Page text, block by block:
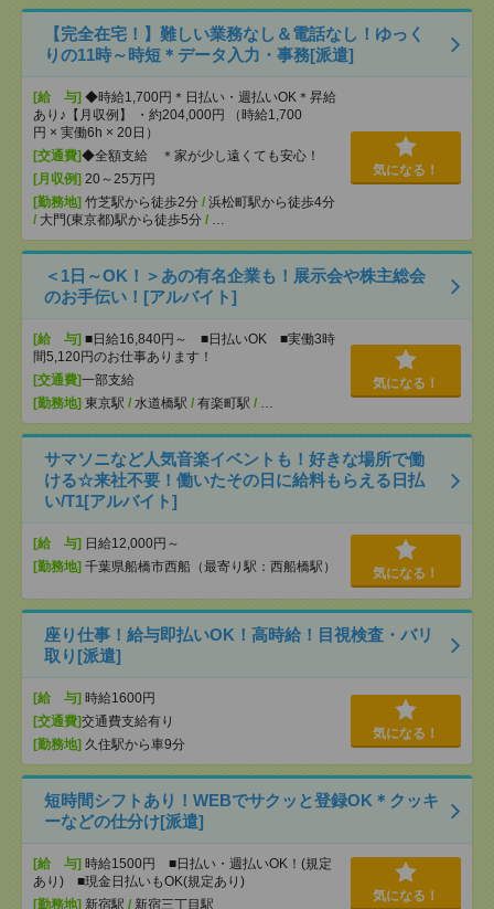
【完全在宅！】難しい業務なし＆電話なし！ゆっく
りの11時～時短＊データ入力・事務[派遣]
[給 与] ◆時給1,700円＊日払い・週払いOK＊昇給
あり♪【月収例】 ・約204,000円 （時給1,700
円 × 実働6h × 20日）
[交通費]◆全額支給 ＊家が少し遠くても安心！
[月収例] 20～25万円
[勤務地] 竹芝駅から徒歩2分 / 浜松町駅から徒歩4分
/ 大門(東京都)駅から徒歩5分 / …
気になる！
＜1日～OK！＞あの有名企業も！展示会や株主総会
のお手伝い！[アルバイト]
[給 与] ■日給16,840円～ ■日払いOK ■実働3時
間5,120円のお仕事あります！
[交通費]一部支給
[勤務地] 東京駅 / 水道橋駅 / 有楽町駅 / …
気になる！
サマソニなど人気音楽イベントも！好きな場所で働
ける☆来社不要！働いたその日に給料もらえる日払
い/T1[アルバイト]
[給 与] 日給12,000円～
[勤務地] 千葉県船橋市西船（最寄り駅：西船橋駅） 気になる！
座り仕事！給与即払いOK！高時給！目視検査・バリ
取り[派遣]
[給 与] 時給1600円
[交通費]交通費支給有り
[勤務地] 久住駅から車9分
気になる！
短時間シフトあり！WEBでサクッと登録OK＊クッキ
ーなどの仕分け[派遣]
[給 与] 時給1500円 ■日払い・週払いOK！(規定
あり) ■現金日払いもOK(規定あり)
[勤務地] 新宿駅 / 新宿三丁目駅
気になる！